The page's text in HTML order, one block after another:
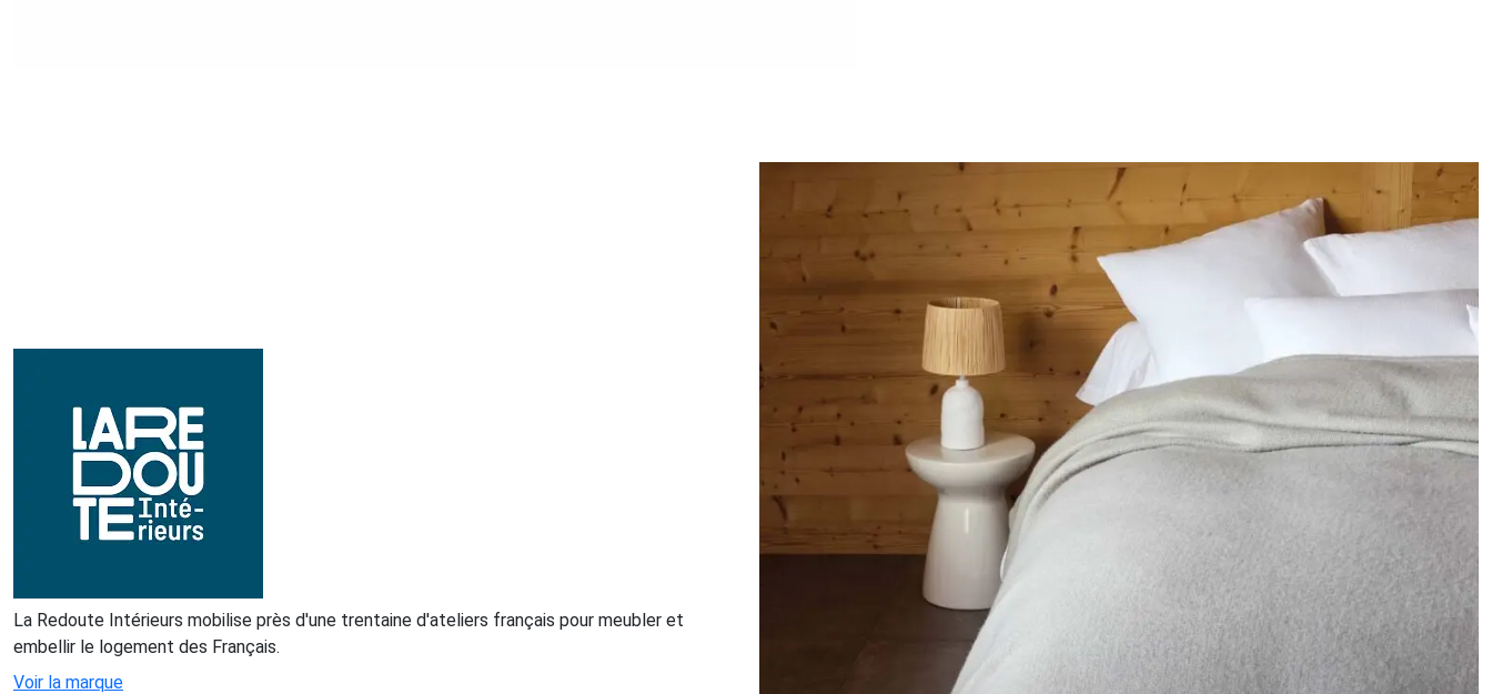
La Redoute Intérieurs mobilise près d'une trentaine d'ateliers français pour meubler et
embellir le logement des Français.
Voir la marque